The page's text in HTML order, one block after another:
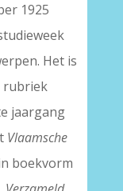
1925
Het is
rubriek
jaargang
Vlaamsche
boekvorm